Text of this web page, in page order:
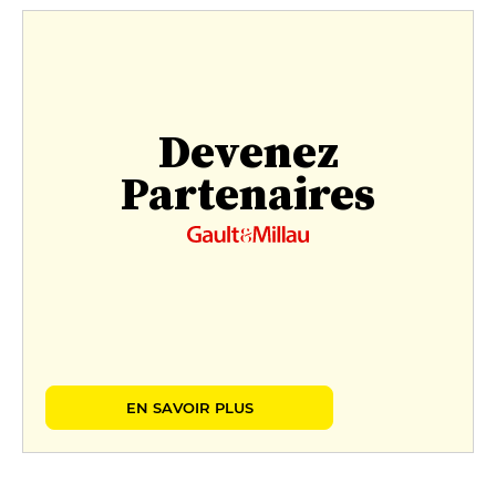
Devenez
Partenaires
EN SAVOIR PLUS